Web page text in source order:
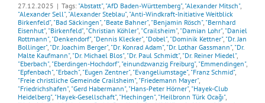
27.12.2025 | Tags: "Abstatt", "AfD Baden-Württemberg", "Alexander Mitsch",
"Alexander Sell", "Alexander Steblau", "Anti-Windkraft-Initiative Weitblick
Birkenfeld", "Bad Säckingen", "Beate Bahner", "Benjamin Rösch", "Bernhard
Eisenhut", "Birkenfeld", "Christian Köhler", "Crailsheim", "Damian Lohr", "Daniel
Rottmann", "Denkendorf", "Dennis Klecker", "Dobel", "Dominik Kettner", "Dr. Jan
Bollinger", "Dr. Joachim Berger", "Dr. Konrad Adam", "Dr. Lothar Gassmann", "Dr.
Malte Kaufmann", "Dr. Michael Blos", "Dr. Paul Schmidt", "Dr. Reiner Miedel",
"Eberbach", "Eberdingen-Hochdorf", "einundzwanzig Freiburg", "Emmendingen",
"Epfenbach", "Erbach", "Eugen Zentner", "Evangeliumstage", "Franz Schmid",
"Freie christliche Gemeinde Crailsheim", "Friedemann Mayer",
"Friedrichshafen", "Gerd Habermann", "Hans-Peter Hörner", "Hayek-Club
Heidelberg", "Hayek-Gesellschaft", "Hechingen", "Heilbronn Türk Ocağı",